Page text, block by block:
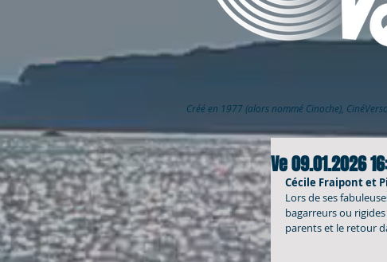
Ve 09.01.2026
Cécile Fraipont et
Lors de ses
bagarreurs ou
parents et le retour
Créé en 1977 (alors nommé Cinoche),